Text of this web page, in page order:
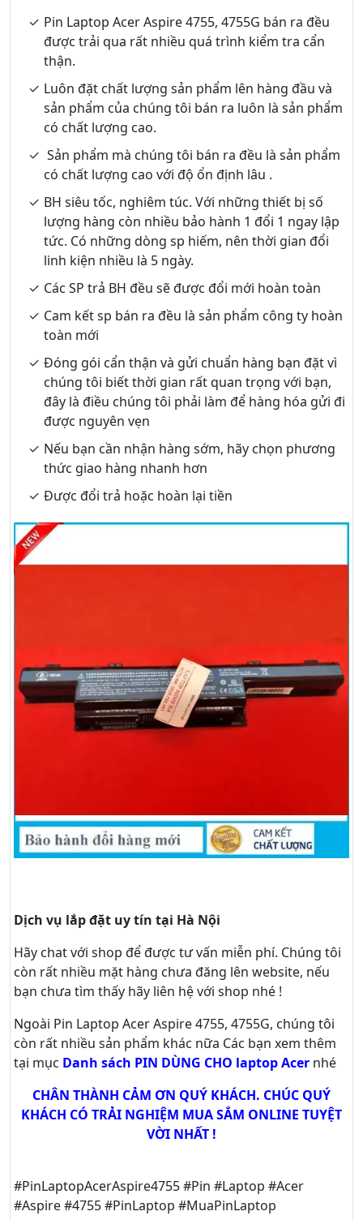
Pin Laptop Acer Aspire 4755, 4755G bán ra đều
được trải qua rất nhiều quá trình kiểm tra cẩn
thận.
Luôn đặt chất lượng sản phẩm lên hàng đầu và
sản phẩm của chúng tôi bán ra luôn là sản phẩm
có chất lượng cao.
Sản phẩm mà chúng tôi bán ra đều là sản phẩm
có chất lượng cao với độ ổn định lâu .
BH siêu tốc, nghiêm túc. Với những thiết bị số
lượng hàng còn nhiều bảo hành 1 đổi 1 ngay lập
tức. Có những dòng sp hiếm, nên thời gian đổi
linh kiện nhiều là 5 ngày.
Các SP trả BH đều sẽ được đổi mới hoàn toàn
Cam kết sp bán ra đều là sản phẩm công ty hoàn
toàn mới
Đóng gói cẩn thận và gửi chuẩn hàng bạn đặt vì
chúng tôi biết thời gian rất quan trọng với bạn,
đây là điều chúng tôi phải làm để hàng hóa gửi đi
được nguyên vẹn
Nếu bạn cần nhận hàng sớm, hãy chọn phương
thức giao hàng nhanh hơn
Được đổi trả hoặc hoàn lại tiền
Dịch vụ lắp đặt uy tín tại Hà Nội
Hãy chatvới shop để được tư vấn miễn phí. Chúng tôi
còn rất nhiều mặt hàng chưa đăng lên website, nếu
bạn chưa tìm thấy hãy liên hệ với shop nhé !
Ngoài Pin Laptop Acer Aspire 4755, 4755G, chúng tôi
còn rất nhiều sản phẩm khác nữa Các bạn xem thêm
tại mục Danh sách PIN DÙNG CHO laptop Acer nhé
CHÂN THÀNH CẢM ƠN QUÝ KHÁCH. CHÚC QUÝ
KHÁCH CÓ TRẢI NGHIỆM MUA SẮM ONLINE TUYỆT
VỜI NHẤT !
#PinLaptopAcerAspire4755 #Pin #Laptop #Acer
#Aspire #4755 #PinLaptop #MuaPinLaptop